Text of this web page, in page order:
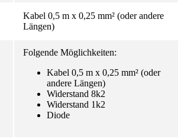
Kabel 0,5 m x 0,25 mm² (oder andere
Längen)
Folgende Möglichkeiten:
Kabel 0,5 m x 0,25 mm² (oder
andere Längen)
Widerstand 8k2
Widerstand 1k2
Diode